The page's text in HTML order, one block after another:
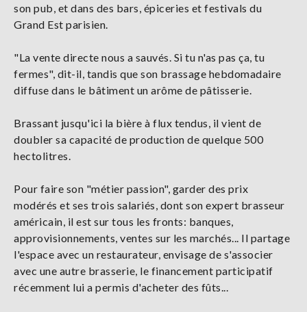
son pub, et dans des bars, épiceries et festivals du
Grand Est parisien.
"La vente directe nous a sauvés. Si tu n'as pas ça, tu
fermes", dit-il, tandis que son brassage hebdomadaire
diffuse dans le bâtiment un arôme de pâtisserie.
Brassant jusqu'ici la bière à flux tendus, il vient de
doubler sa capacité de production de quelque 500
hectolitres.
Pour faire son "métier passion", garder des prix
modérés et ses trois salariés, dont son expert brasseur
américain, il est sur tous les fronts: banques,
approvisionnements, ventes sur les marchés... Il partage
l'espace avec un restaurateur, envisage de s'associer
avec une autre brasserie, le financement participatif
récemment lui a permis d'acheter des fûts...